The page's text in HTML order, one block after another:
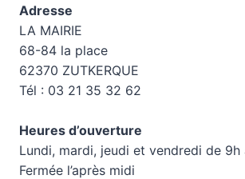
Adresse
LA MAIRIE
68-84 la place
62370 ZUTKERQUE
Tél : 03 21 35 32 62
Heures d’ouverture
Lundi, mardi, jeudi et vendredi de 9h
Fermée l’après midi